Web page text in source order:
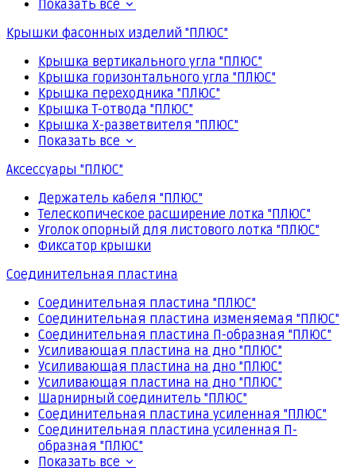
Показать все
Крышки фасонных изделий "ПЛЮС"
Крышка вертикального угла "ПЛЮС"
Крышка горизонтального угла "ПЛЮС"
Крышка переходника "ПЛЮС"
Крышка Т-отвода "ПЛЮС"
Крышка Х-разветвителя "ПЛЮС"
Показать все
Аксессуары "ПЛЮС"
Держатель кабеля "ПЛЮС"
Телескопическое расширение лотка "ПЛЮС"
Уголок опорный для листового лотка "ПЛЮС"
Фиксатор крышки
Соединительная пластина
Соединительная пластина "ПЛЮС"
Соединительная пластина изменяемая "ПЛЮС"
Соединительная пластина П-образная "ПЛЮС"
Усиливающая пластина на дно "ПЛЮС"
Усиливающая пластина на дно "ПЛЮС"
Усиливающая пластина на дно "ПЛЮС"
Шарнирный соединитель "ПЛЮС"
Соединительная пластина усиленная "ПЛЮС"
Соединительная пластина усиленная П-
образная "ПЛЮС"
Показать все